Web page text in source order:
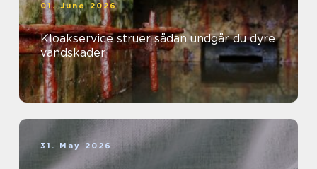
01. June 2026
Kloakservice struer sådan undgår du dyre
vandskader
31. May 2026